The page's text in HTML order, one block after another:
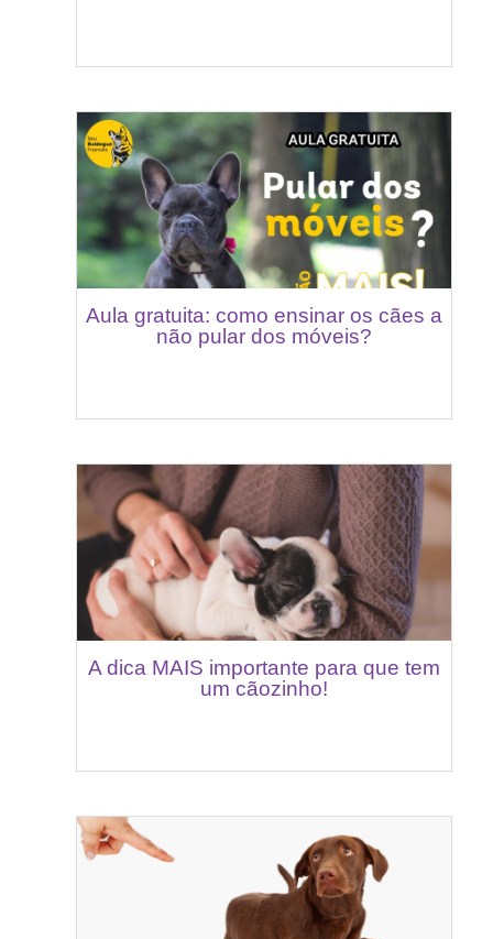
Aula gratuita: como ensinar os cães a
não pular dos móveis?
A dica MAIS importante para que tem
um cãozinho!